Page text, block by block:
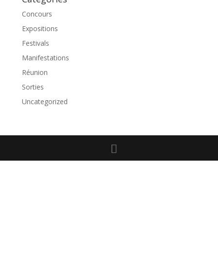
Concours
Expositions
Festivals
Manifestations
Réunion
Sorties
Uncategorized